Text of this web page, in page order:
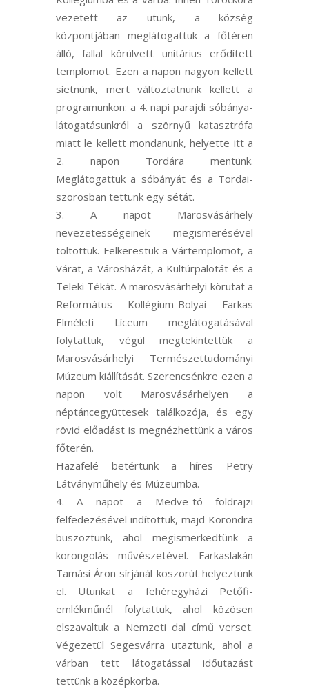
vezetett az utunk, a község
központjában meglátogattuk a főtéren
álló, fallal körülvett unitárius erődített
templomot. Ezen a napon nagyon kellett
sietnünk, mert változtatnunk kellett a
programunkon: a 4. napi parajdi sóbánya-
látogatásunkról a szörnyű katasztrófa
miatt le kellett mondanunk, helyette itt a
2. napon Tordára mentünk.
Meglátogattuk a sóbányát és a Tordai-
szorosban tettünk egy sétát.
A napot Marosvásárhely
nevezetességeinek megismerésével
töltöttük. Felkerestük a Vártemplomot, a
Várat, a Városházát, a Kultúrpalotát és a
Teleki Tékát. A marosvásárhelyi körutat a
Református Kollégium-Bolyai Farkas
Elméleti Líceum meglátogatásával
folytattuk, végül megtekintettük a
Marosvásárhelyi Természettudományi
Múzeum kiállítását. Szerencsénkre ezen a
napon volt Marosvásárhelyen a
néptáncegyüttesek találkozója, és egy
rövid előadást is megnézhettünk a város
főterén.
Hazafelé betértünk a híres Petry
Látványműhely és Múzeumba.
A napot a Medve-tó földrajzi
felfedezésével indítottuk, majd Korondra
buszoztunk, ahol megismerkedtünk a
korongolás művészetével. Farkaslakán
Tamási Áron sírjánál koszorút helyeztünk
el. Utunkat a fehéregyházi Petőfi-
emlékműnél folytattuk, ahol közösen
elszavaltuk a Nemzeti dal című verset.
Végezetül Segesvárra utaztunk, ahol a
várban tett látogatással időutazást
tettünk a középkorba.